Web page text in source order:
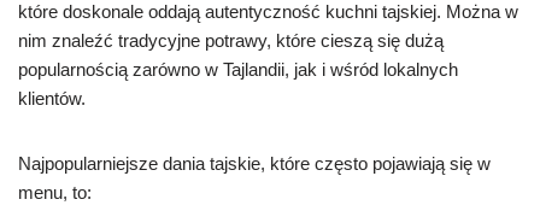
które doskonale oddają autentyczność kuchni tajskiej. Można w
nim znaleźć tradycyjne potrawy, które cieszą się dużą
popularnością zarówno w Tajlandii, jak i wśród lokalnych
klientów.
Najpopularniejsze dania tajskie, które często pojawiają się w
menu, to: